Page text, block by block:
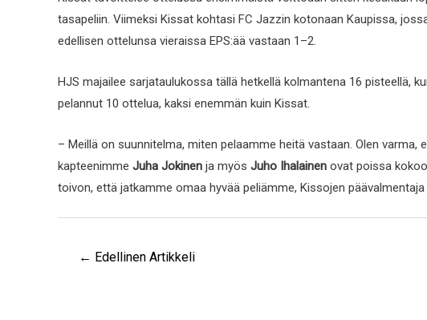
tasapeliin. Viimeksi Kissat kohtasi FC Jazzin kotonaan Kaupissa,
edellisen ottelunsa vieraissa EPS:ää vastaan 1–2.
HJS majailee sarjataulukossa tällä hetkellä kolmantena 16 pisteellä,
pelannut 10 ottelua, kaksi enemmän kuin Kissat.
– Meillä on suunnitelma, miten pelaamme heitä vastaan. Olen
kapteenimme Juha Jokinen ja myös Juho Ihalainen ovat poissa
toivon, että jatkamme omaa hyvää peliämme, Kissojen päävalmentaja
← Edellinen Artikkeli